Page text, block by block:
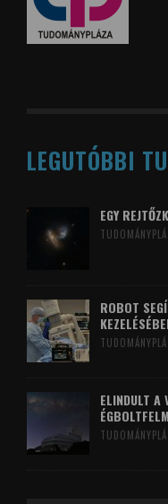
LEGUTÓBBI
EGY
ROBOT
ELINDULT A